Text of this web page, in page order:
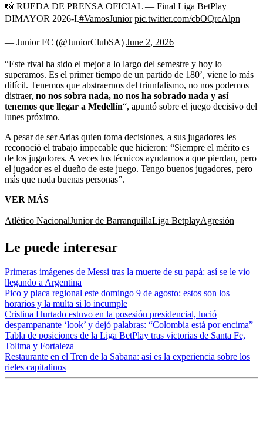
📸 RUEDA DE PRENSA OFICIAL — Final Liga BetPlay
DIMAYOR 2026-I.#VamosJunior pic.twitter.com/cbOQrcAlpn
— Junior FC (@JuniorClubSA) June 2, 2026
“Este rival ha sido el mejor a lo largo del semestre y hoy lo
superamos. Es el primer tiempo de un partido de 180’, viene lo más
difícil. Tenemos que abstraernos del triunfalismo, no nos podemos
distraer, no nos sobra nada, no nos ha sobrado nada y así
tenemos que llegar a Medellín“, apuntó sobre el juego decisivo del
lunes próximo.
A pesar de ser Arias quien toma decisiones, a sus jugadores les
reconoció el trabajo impecable que hicieron: “Siempre el mérito es
de los jugadores. A veces los técnicos ayudamos a que pierdan, pero
el jugador es el dueño de este juego. Tengo buenos jugadores, pero
más que nada buenas personas”.
VER MÁS
Atlético NacionalJunior de BarranquillaLiga BetplayAgresión
Le puede interesar
Primeras imágenes de Messi tras la muerte de su papá: así se le vio
llegando a Argentina
Pico y placa regional este domingo 9 de agosto: estos son los
horarios y la multa si lo incumple
Cristina Hurtado estuvo en la posesión presidencial, lució
despampanante ‘look’ y dejó palabras: “Colombia está por encima”
Tabla de posiciones de la Liga BetPlay tras victorias de Santa Fe,
Tolima y Fortaleza
Restaurante en el Tren de la Sabana: así es la experiencia sobre los
rieles capitalinos